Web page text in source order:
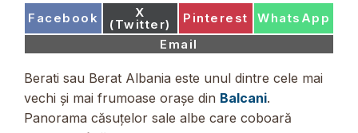
Share
Facebook Share
on
X
(Twitter) Share
Pinterest Share
WhatsApp
Share
on
Email
Berati sau Berat Albania este unul dintre cele mai
vechi și mai frumoase orașe din Balcani.
Panorama căsuțelor sale albe care coboară